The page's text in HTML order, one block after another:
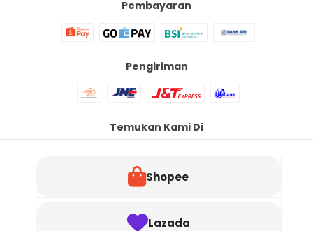
Pembayaran
Pengiriman
Temukan Kami Di
Shopee
Lazada